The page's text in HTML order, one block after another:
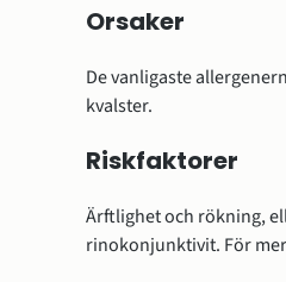
Orsaker
De vanligaste
kvalster.
Riskfaktorer
Ärftlighet och rökning,
rinokonjunktivit. För